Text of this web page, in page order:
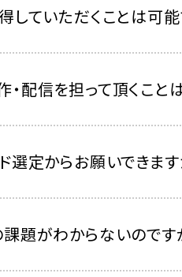
していただくことは可能
配信を担って頂くこと
選定からお願いできます
題がわからないのです